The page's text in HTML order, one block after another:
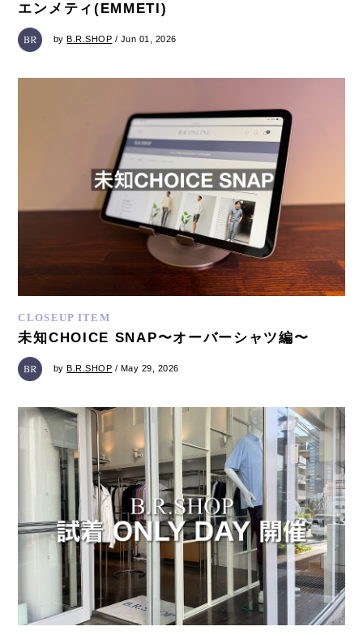
エンメティ(EMMETI)
byB.R.SHOP / Jun 01, 2026
CLOSEUP ITEM
未知CHOICE SNAP〜オーバーシャツ編〜
byB.R.SHOP / May 29, 2026